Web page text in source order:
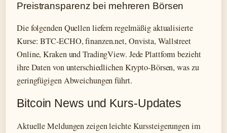
Preistransparenz bei mehreren Börsen
Die folgenden Quellen liefern regelmäßig aktualisierte
Kurse: BTC-ECHO, finanzen.net, Onvista, Wallstreet
Online, Kraken und TradingView. Jede Plattform bezieht
ihre Daten von unterschiedlichen Krypto-Börsen, was zu
geringfügigen Abweichungen führt.
Bitcoin News und Kurs-Updates
Aktuelle Meldungen zeigen leichte Kurssteigerungen im